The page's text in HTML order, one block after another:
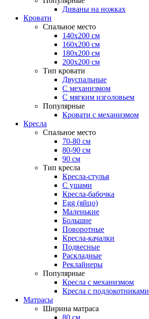
Диваны на ножках
Кровати
Спальное место
140х200 см
160х200 см
180х200 см
200х200 см
Тип кровати
Двуспальные
С механизмом
С мягким изголовьем
Популярные
Кровати с механизмом
Кресла
Спальное место
70-80 см
80-90 см
90 см
Тип кресла
Кресла-стулья
С ушами
Кресла-бабочка
Egg (яйцо)
Маленькие
Большие
Поворотные
Кресла-качалки
Подвесные
Раскладные
Реклайнеры
Популярные
Кресла с механизмом
Кресла с подлокотниками
Матрасы
Ширина матраса
80 см